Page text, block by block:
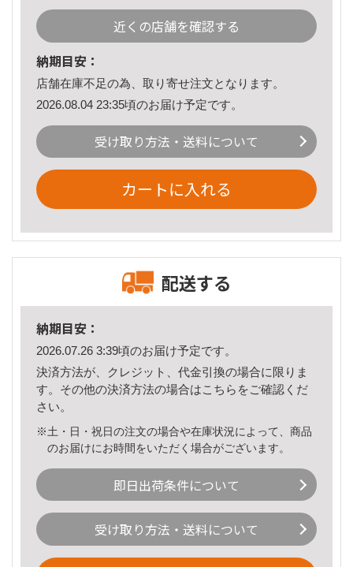
近くの店舗を確認する
納期目安：
店舗在庫不足の為、取り寄せ注文となります。
2026.08.04 23:35頃のお届け予定です。
受け取り方法・送料について
カートに入れる
配送する
納期目安：
2026.07.26 3:39頃のお届け予定です。
決済方法が、クレジット、代金引換の場合に限りま
す。その他の決済方法の場合はこちら をご確認くだ
さい。
※土・日・祝日の注文の場合や在庫状況によって、商品
のお届けにお時間をいただく場合がございます。
即日出荷条件について
受け取り方法・送料について